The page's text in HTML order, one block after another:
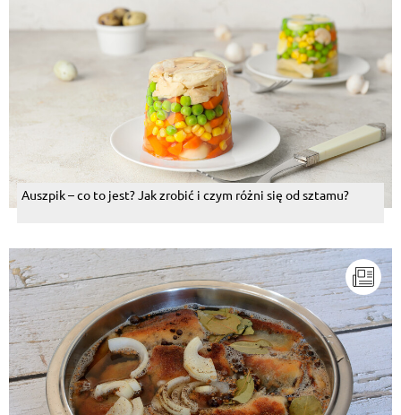
Auszpik – co to jest? Jak zrobić i czym różni się od sztamu?